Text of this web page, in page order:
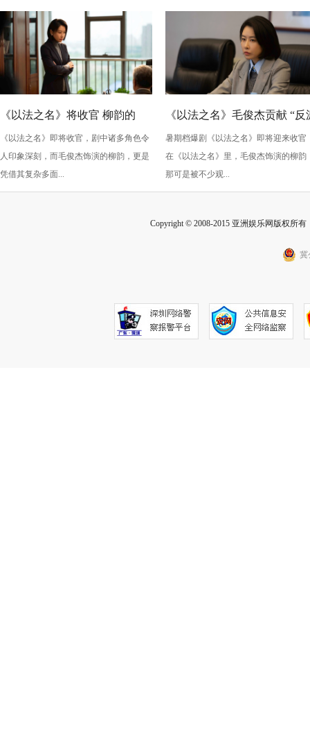
《以法之名》将收官 柳韵的
“蠢” 让毛俊杰重回巅峰
《以法之名》即将收官，剧中诸多角色令
人印象深刻，而毛俊杰饰演的柳韵，更是
凭借其复杂多面...
《以法之名》毛俊杰贡献 “反
级” 演技？柳韵的 “蠢” 是表演
的胜利！
暑期档爆剧《以法之名》即将迎来收官
在《以法之名》里，毛俊杰饰演的柳韵
那可是被不少观...
Copyright © 2008-2015 亚洲娱乐网版权所
冀